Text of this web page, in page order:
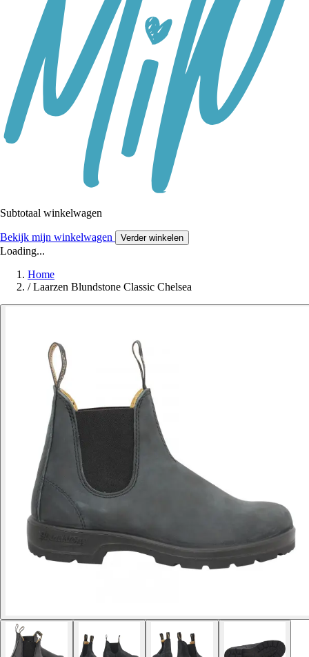
Subtotaal winkelwagen
Bekijk mijn winkelwagen Verder winkelen
Loading...
Home
/ Laarzen Blundstone Classic Chelsea